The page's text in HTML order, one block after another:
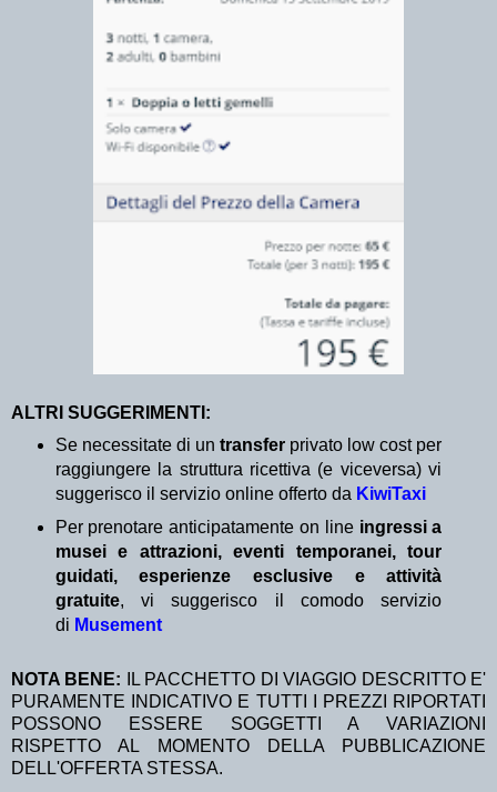
ALTRI SUGGERIMENTI:
Se necessitate di un transfer privato low cost per
raggiungere la struttura ricettiva (e viceversa) vi
suggerisco il servizio online offerto da KiwiTaxi
Per prenotare anticipatamente on line ingressi a
musei e attrazioni, eventi temporanei, tour
guidati, esperienze esclusive e attività
gratuite, vi suggerisco il comodo servizio
di Musement
NOTA BENE:
IL PACCHETTO DI VIAGGIO DESCRITTO E'
PURAMENTE INDICATIVO E TUTTI I PREZZI RIPORTATI
POSSONO ESSERE SOGGETTI A VARIAZIONI
RISPETTO AL MOMENTO DELLA PUBBLICAZIONE
DELL'OFFERTA STESSA.